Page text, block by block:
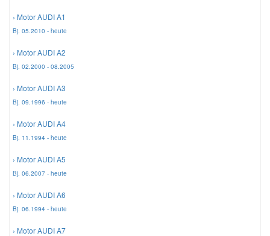
› Motor AUDI A1
Bj. 05.2010 - heute
› Motor AUDI A2
Bj. 02.2000 - 08.2005
› Motor AUDI A3
Bj. 09.1996 - heute
› Motor AUDI A4
Bj. 11.1994 - heute
› Motor AUDI A5
Bj. 06.2007 - heute
› Motor AUDI A6
Bj. 06.1994 - heute
› Motor AUDI A7
Mazda Ersatzteile
Mercedes Ersatzteile
Mini Ersatzteile
Mitsubishi Ersatzteile
Nissan Ersatzteile
Porsche Ersatzteile
Seat Ersatzteile